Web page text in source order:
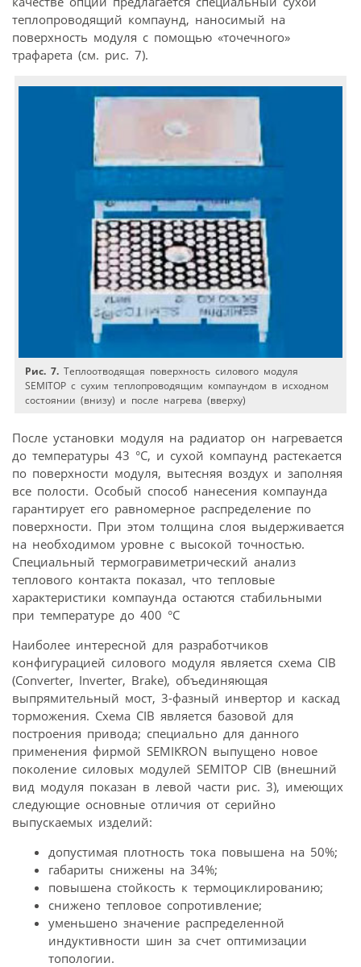
теплопроводящий компаунд, наносимый на
поверхность модуля с помощью «точечного»
трафарета (см. рис. 7).
Рис. 7. Теплоотводящая поверхность силового модуля
SEMITOP с сухим теплопроводящим компаундом в исходном
состоянии (внизу) и после нагрева (вверху)
После установки модуля на радиатор он нагревается
до температуры 43 °С, и сухой компаунд растекается
по поверхности модуля, вытесняя воздух и заполняя
все полости. Особый способ нанесения компаунда
гарантирует его равномерное распределение по
поверхности. При этом толщина слоя выдерживается
на необходимом уровне с высокой точностью.
Специальный термогравиметрический анализ
теплового контакта показал, что тепловые
характеристики компаунда остаются стабильными
при температуре до 400 °С
Наиболее интересной для разработчиков
конфигурацией силового модуля является схема CIB
(Converter, Inverter, Brake), объединяющая
выпрямительный мост, 3-фазный инвертор и каскад
торможения. Схема CIB является базовой для
построения привода; специально для данного
применения фирмой SEMIKRON выпущено новое
поколение силовых модулей SEMITOP CIB (внешний
вид модуля показан в левой части рис. 3), имеющих
следующие основные отличия от серийно
выпускаемых изделий:
допустимая плотность тока повышена на 50%;
габариты снижены на 34%;
повышена стойкость к термоциклированию;
снижено тепловое сопротивление;
уменьшено значение распределенной
индуктивности шин за счет оптимизации
топологии.